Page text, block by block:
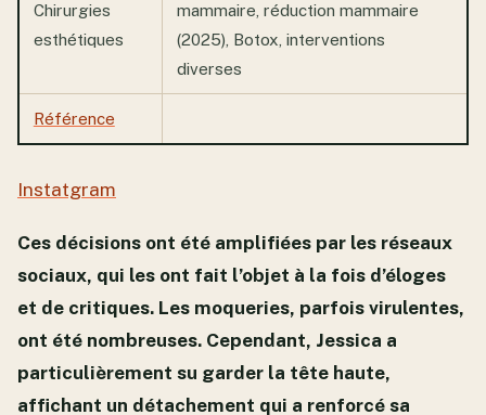
Chirurgies
esthétiques
mammaire, réduction mammaire
(2025), Botox, interventions
diverses
Référence
Instatgram
Ces décisions ont été amplifiées par les réseaux
sociaux, qui les ont fait l’objet à la fois d’éloges
et de critiques. Les moqueries, parfois virulentes,
ont été nombreuses. Cependant, Jessica a
particulièrement su garder la tête haute,
affichant un détachement qui a renforcé sa